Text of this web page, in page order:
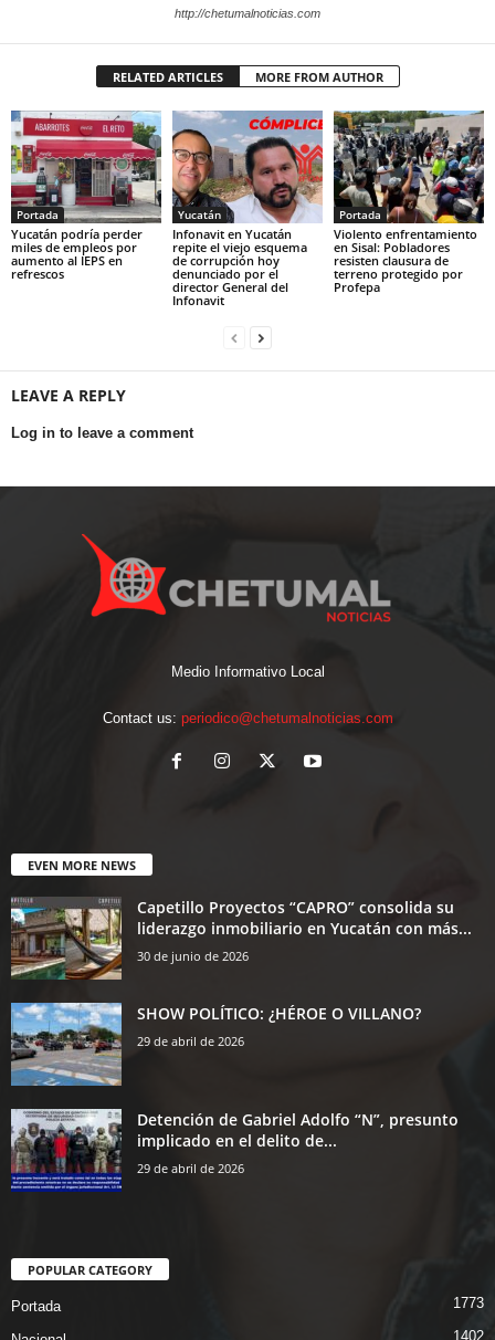
http://chetumalnoticias.com
RELATED ARTICLES MORE FROM AUTHOR
Portada
Yucatán podría perder
miles de empleos por
aumento al IEPS en
refrescos
Yucatán
Infonavit en Yucatán
repite el viejo esquema
de corrupción hoy
denunciado por el
director General del
Infonavit
Portada
Violento enfrentamiento
en Sisal: Pobladores
resisten clausura de
terreno protegido por
Profepa
LEAVE A REPLY
Log in to leave a comment
Medio Informativo Local
Contact us: periodico@chetumalnoticias.com
EVEN MORE NEWS
Capetillo Proyectos “CAPRO” consolida su
liderazgo inmobiliario en Yucatán con más...
30 de junio de 2026
SHOW POLÍTICO: ¿HÉROE O VILLANO?
29 de abril de 2026
Detención de Gabriel Adolfo “N”, presunto
implicado en el delito de...
29 de abril de 2026
POPULAR CATEGORY
Portada 1773
1402